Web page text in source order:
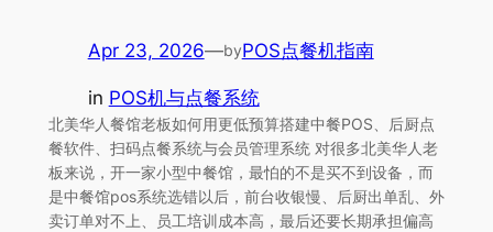
Apr 23, 2026—byPOS点餐机指南
in POS机与点餐系统
北美华人餐馆老板如何用更低预算搭建中餐POS、后厨点
餐软件、扫码点餐系统与会员管理系统 对很多北美华人老
板来说，开一家小型中餐馆，最怕的不是买不到设备，而
是中餐馆pos系统选错以后，前台收银慢、后厨出单乱、外
卖订单对不上、员工培训成本高，最后还要长期承担偏高